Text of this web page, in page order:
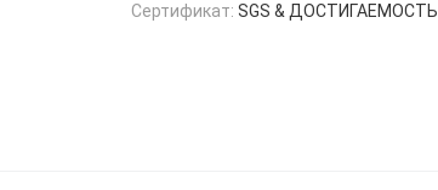
Сертификат: SGS & ДОСТИГАЕМОСТЬ